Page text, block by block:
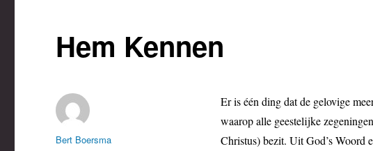
Hem Kennen
Er is één ding dat de gelovige
waarop alle geestelijke
Christus) bezit. Uit God’s Woord
Auteur
Bert Boersma